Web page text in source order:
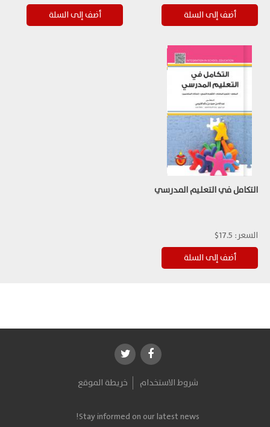
التكامل في التعليم المدرسي
السعر: 17.5$
شروط الاستخدام خريطة الموقع
Stay informed on our latest news!